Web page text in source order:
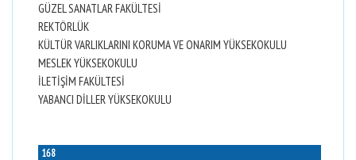
GÜZEL SANATLAR FAKÜLTESİ
REKTÖRLÜK
KÜLTÜR VARLIKLARINI KORUMA VE ONARIM YÜKSEKOKULU
MESLEK YÜKSEKOKULU
İLETİŞİM FAKÜLTESİ
YABANCI DİLLER YÜKSEKOKULU
168